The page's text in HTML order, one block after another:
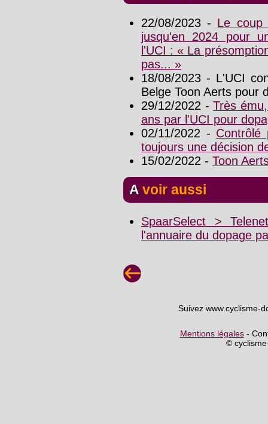
22/08/2023 - Le coup
jusqu'en 2024 pour
l'UCI : « La
pas... »
18/08/2023 - L'UCI
Belge Toon Aerts pour
29/12/2022 -Très
ans par l'UCI pour
02/11/2022 - Contrôlé
toujours une décision
15/02/2022 - Toon
A voir aussi
SpaarSelect >
l'annuaire du dopage
Suivez www.cyclisme-
Mentions légales-
©